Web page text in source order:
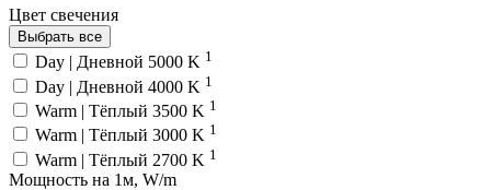
Цвет свечения
Выбрать все
Day | Дневной 5000 K 1
Day | Дневной 4000 K 1
Warm | Тёплый 3500 K 1
Warm | Тёплый 3000 K 1
Warm | Тёплый 2700 K 1
Мощность на 1м, W/m